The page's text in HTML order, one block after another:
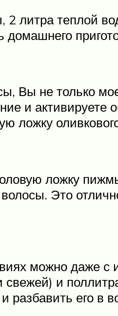
2 литра теплой
Вы не только
и
ложку
ложку
Это
можно даже
и
его в